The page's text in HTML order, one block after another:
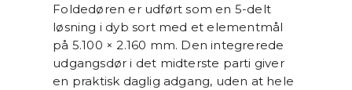
Foldedøren er udført som en 5-delt
løsning i dyb sort med et elementmål
på 5.100 × 2.160 mm. Den integrerede
udgangsdør i det midterste parti giver
en praktisk daglig adgang, uden at hele